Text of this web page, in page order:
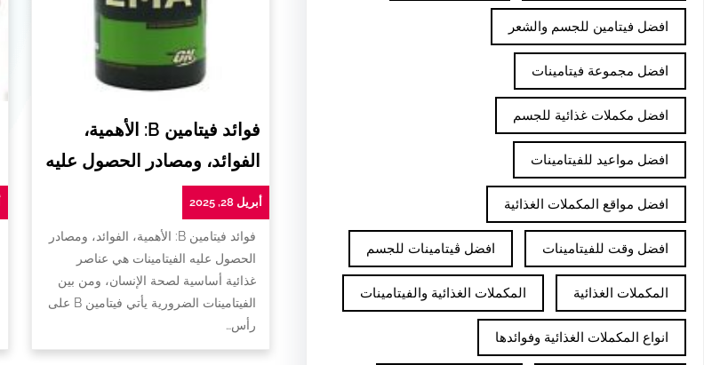
افضل فيتامين للجسم والشعر
افضل مجموعة فيتامينات
افضل مكملات غذائية للجسم
افضل مواعيد للفيتامينات
افضل مواقع المكملات الغذائية
افضل وقت للفيتامينات افضل ڤيتامينات للجسم
المكملات الغذائية المكملات الغذائية والفيتامينات
انواع المكملات الغذائية وفوائدها
فوائد فيتامين B: الأهمية،
الفوائد، ومصادر الحصول عليه
أبريل 28, 2025
فوائد فيتامين B: الأهمية، الفوائد، ومصادر
الحصول عليه الفيتامينات هي عناصر
غذائية أساسية لصحة الإنسان، ومن بين
الفيتامينات الضرورية يأتي فيتامين B على
رأس…